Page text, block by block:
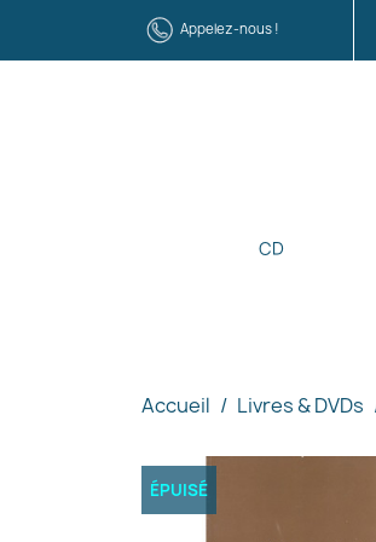
Appelez-nous !
CD
Accueil Livres & DVDs
ÉPUISÉ